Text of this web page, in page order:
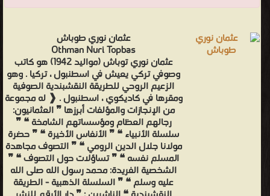
عثمان نوري طوباش
Othman Nuri Topbas
عثمان نوري توباش (مواليد 1942) هو كاتب
وصوفي تركي يعيش في اسطنبول ، تركيا . وهو
الزعيم الروحي للطريقة النقشبندية الصوفية
ومقرها في كاديكوي ، اسطنبول . ❰ له مجموعة
من الإنجازات والمؤلفات أبرزها ❞ العثمانيون:
رجالهم العظام ومؤسساتهم الشامخة ❝ ❞
سلسلة الأنبياء ❝ ❞ الأنفاس الأخيرة ❝ ❞ حضرة
مولانا جلال الدين الرومي ❝ ❞ التصوف مجاهدة
المسلم نفسه ❝ ❞ تساؤلات حول التصوف ❝ ❞
الشخصية الفريدة: محمد رسول الله صلى الله
عليه وسلم ❝ ❞ السلسلة الذهبية - الطريقة